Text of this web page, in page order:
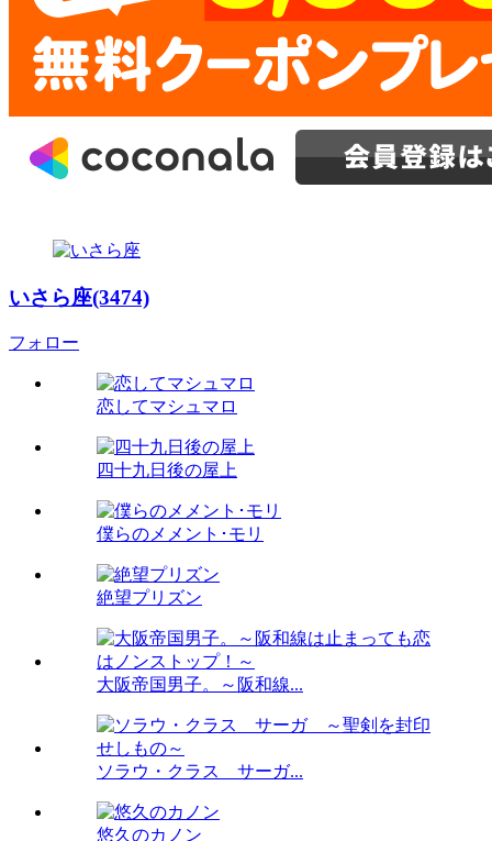
いさら座(3474)
フォロー
恋してマシュマロ
四十九日後の屋上
僕らのメメント･モリ
絶望プリズン
大阪帝国男子。～阪和線...
ソラウ・クラス サーガ...
悠久のカノン